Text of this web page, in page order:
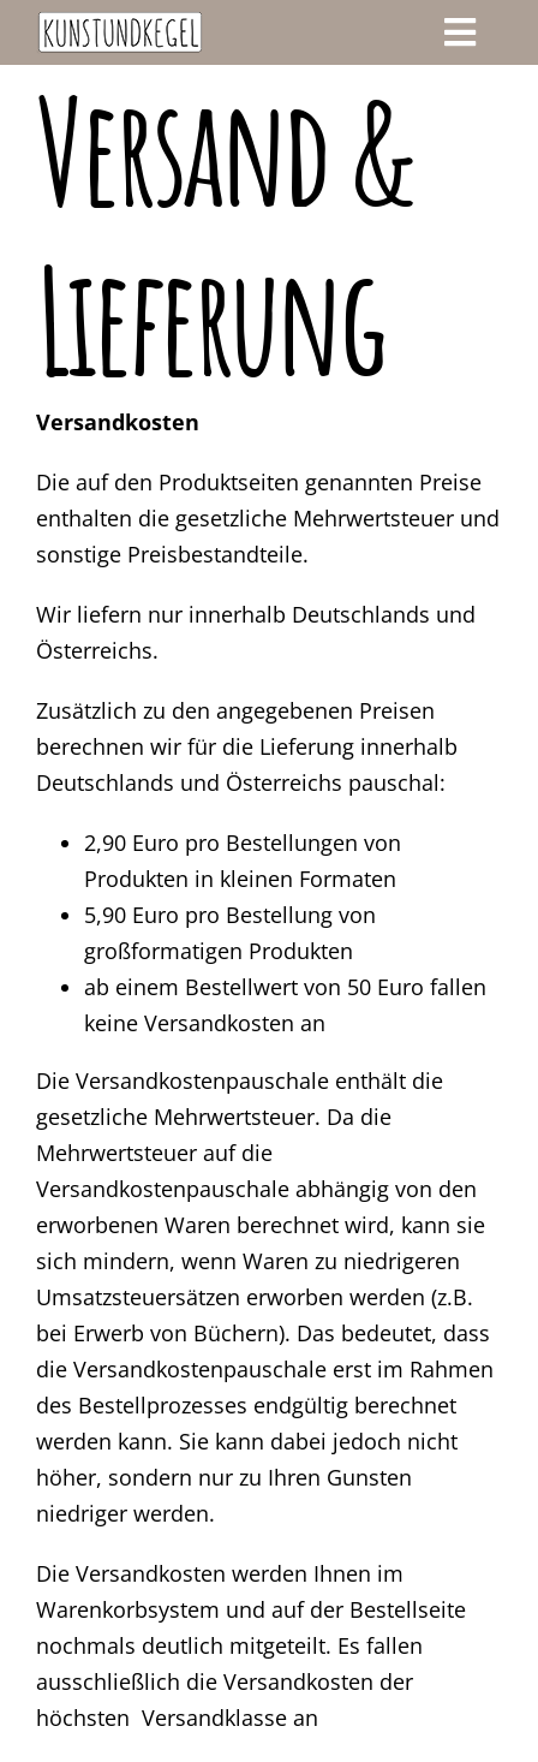
Zum
Inhalt
springen
Toggle
Start
Blog
Versand &
Lieferung
Versandkosten
Die auf den Produktseiten genannten Preise
enthalten die gesetzliche Mehrwertsteuer und
sonstige Preisbestandteile.
Wir liefern nur innerhalb Deutschlands und
Österreichs.
Zusätzlich zu den angegebenen Preisen
berechnen wir für die Lieferung innerhalb
Deutschlands und Österreichs pauschal:
2,90 Euro pro Bestellungen von
Produkten in kleinen Formaten
5,90 Euro pro Bestellung von
großformatigen Produkten
ab einem Bestellwert von 50 Euro fallen
keine Versandkosten an
Die Versandkostenpauschale enthält die
gesetzliche Mehrwertsteuer. Da die
Mehrwertsteuer auf die
Versandkostenpauschale abhängig von den
erworbenen Waren berechnet wird, kann sie
sich mindern, wenn Waren zu niedrigeren
Umsatzsteuersätzen erworben werden (z.B.
bei Erwerb von Büchern). Das bedeutet, dass
die Versandkostenpauschale erst im Rahmen
des Bestellprozesses endgültig berechnet
werden kann. Sie kann dabei jedoch nicht
höher, sondern nur zu Ihren Gunsten
niedriger werden.
Die Versandkosten werden Ihnen im
Warenkorbsystem und auf der Bestellseite
nochmals deutlich mitgeteilt. Es fallen
ausschließlich die Versandkosten der
höchsten Versandklasse an